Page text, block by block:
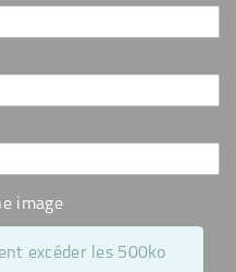
image
excéder les 500ko